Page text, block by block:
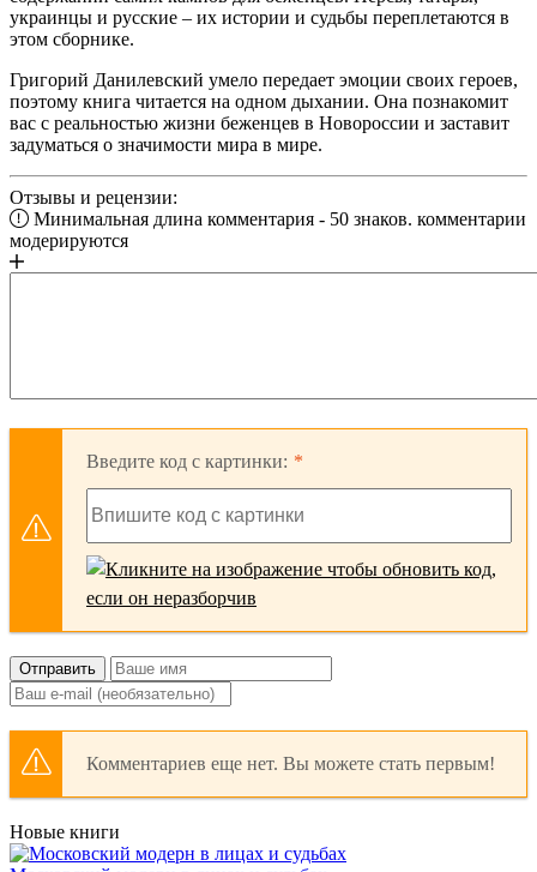
украинцы и русские – их истории и судьбы переплетаются в
этом сборнике.
Григорий Данилевский умело передает эмоции своих героев,
поэтому книга читается на одном дыхании. Она познакомит
вас с реальностью жизни беженцев в Новороссии и заставит
задуматься о значимости мира в мире.
Отзывы и рецензии:
Минимальная длина комментария - 50 знаков. комментарии
модерируются
Введите код с картинки:
Отправить
Комментариев еще нет. Вы можете стать первым!
Новые книги